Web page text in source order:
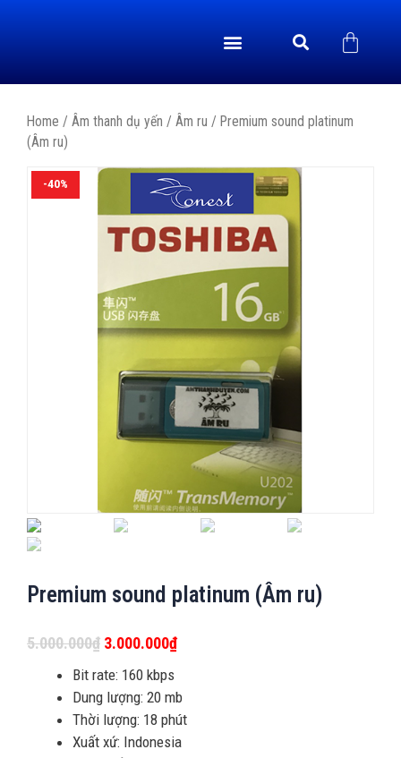
Home / Âm thanh dụ yến / Âm ru / Premium sound platinum
(Âm ru)
-40%
Premium sound platinum (Âm ru)
5.000.000₫ 3.000.000₫
Bit rate: 160 kbps
Dung lượng: 20 mb
Thời lượng: 18 phút
Xuất xứ: Indonesia